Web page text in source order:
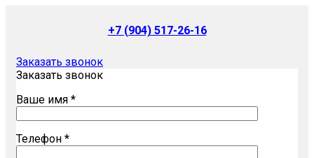
+7 (904) 517-26-16
Заказать звонок
Заказать звонок
Ваше имя *
Телефон *